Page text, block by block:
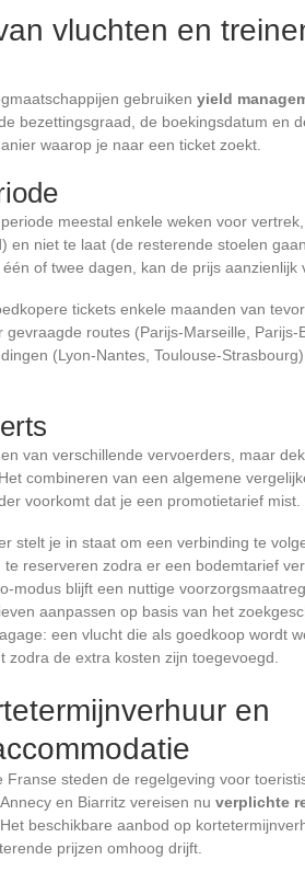
vluchten en
gebruiken yield
bezettingsgraad, de boekingsdatum en
waarop je naar een ticket zoekt.
meestal enkele weken voor
en niet te laat (de resterende stoelen
of twee dagen, kan de prijs aanzienlijk
tickets enkele maanden van
routes (Parijs-Marseille, Parijs-
(Lyon-Nantes, Toulouse-
van verschillende vervoerders, maar
combineren van een algemene
voorkomt dat je een promotietarief mist.
stelt je in staat om een verbinding te
reserveren zodra er een bodemtarief
modus blijft een nuttige
aanpassen op basis van het
een vlucht die als goedkoop wordt
de extra kosten zijn toegevoegd.
en
steden de regelgeving voor
en Biarritz vereisen nu verplichte
beschikbare aanbod op
prijzen omhoog drijft.